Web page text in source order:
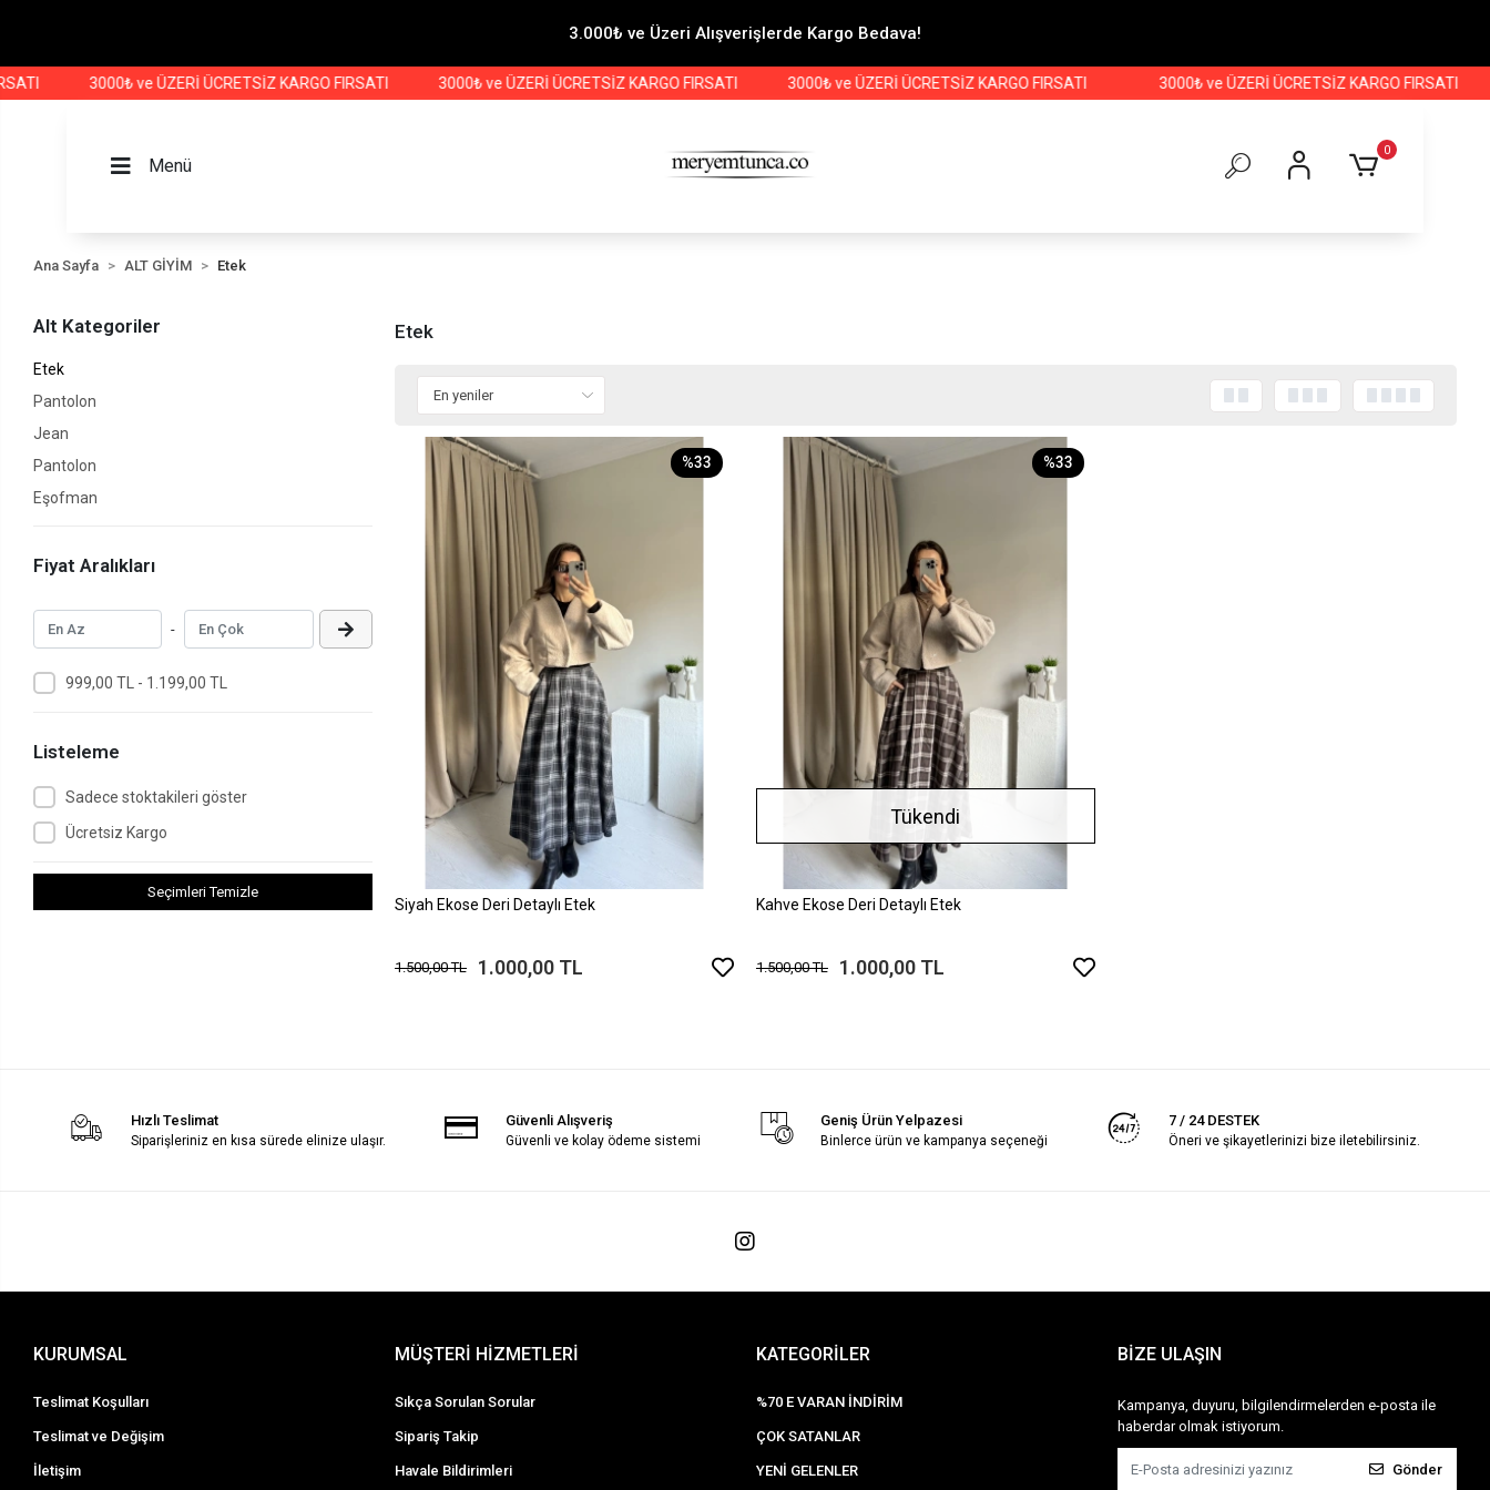
3.000₺ ve Üzeri Alışverişlerde Kargo Bedava!
3000₺ ve ÜZERİ ÜCRETSİZ KARGO FIRSATI 3000₺ ve ÜZERİ ÜCRETSİZ KARGO FIRSATI 3000₺ ve ÜZERİ ÜCRETSİZ KARGO FIRSATI 3000₺ ve ÜZERİ ÜCRETSİZ KARGO FIRSATI
Menü
0
Ana Sayfa ALT GİYİM Etek
Alt Kategoriler
Etek
Pantolon
Jean
Pantolon
Eşofman
Fiyat Aralıkları
-
999,00 TL - 1.199,00 TL
Listeleme
Sadece stoktakileri göster
Ücretsiz Kargo
Seçimleri Temizle
Etek
%33
Siyah Ekose Deri Detaylı Etek
1.500,00 TL 1.000,00 TL
%33
Tükendi
Kahve Ekose Deri Detaylı Etek
1.500,00 TL 1.000,00 TL
Hızlı Teslimat
Siparişleriniz en kısa sürede elinize ulaşır.
Güvenli Alışveriş
Güvenli ve kolay ödeme sistemi
Geniş Ürün Yelpazesi
Binlerce ürün ve kampanya seçeneği
7 / 24 DESTEK
Öneri ve şikayetlerinizi bize iletebilirsiniz.
KURUMSAL
Teslimat Koşulları
Teslimat ve Değişim
İletişim
MÜŞTERİ HİZMETLERİ
Sıkça Sorulan Sorular
Sipariş Takip
Havale Bildirimleri
KATEGORİLER
%70 E VARAN İNDİRİM
ÇOK SATANLAR
YENİ GELENLER
BİZE ULAŞIN
Kampanya, duyuru, bilgilendirmelerden e-posta ile
haberdar olmak istiyorum.
Gönder